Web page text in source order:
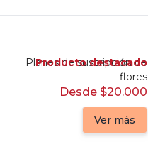
Producto destacado
Planes de suscripción de
flores
Desde $20.000
Ver más